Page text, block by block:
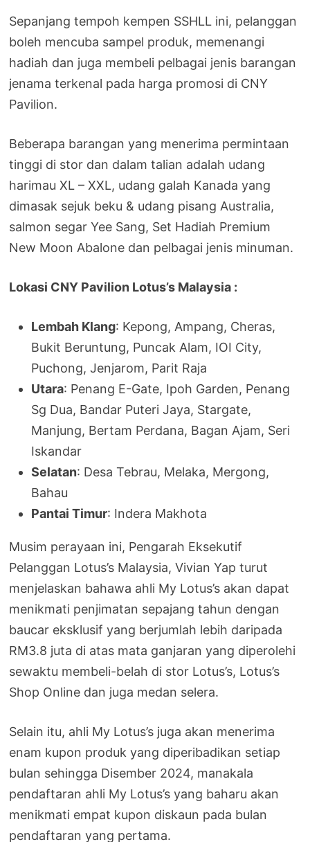
Sepanjang tempoh kempen SSHLL ini, pelanggan
boleh mencuba sampel produk, memenangi
hadiah dan juga membeli pelbagai jenis barangan
jenama terkenal pada harga promosi di CNY
Pavilion.
Beberapa barangan yang menerima permintaan
tinggi di stor dan dalam talian adalah udang
harimau XL – XXL, udang galah Kanada yang
dimasak sejuk beku & udang pisang Australia,
salmon segar Yee Sang, Set Hadiah Premium
New Moon Abalone dan pelbagai jenis minuman.
Lokasi CNY Pavilion Lotus’s Malaysia :
Lembah Klang: Kepong, Ampang, Cheras,
Bukit Beruntung, Puncak Alam, IOI City,
Puchong, Jenjarom, Parit Raja
Utara: Penang E-Gate, Ipoh Garden, Penang
Sg Dua, Bandar Puteri Jaya, Stargate,
Manjung, Bertam Perdana, Bagan Ajam, Seri
Iskandar
Selatan: Desa Tebrau, Melaka, Mergong,
Bahau
Pantai Timur: Indera Makhota
Musim perayaan ini, Pengarah Eksekutif
Pelanggan Lotus’s Malaysia, Vivian Yap turut
menjelaskan bahawa ahli My Lotus’s akan dapat
menikmati penjimatan sepajang tahun dengan
baucar eksklusif yang berjumlah lebih daripada
RM3.8 juta di atas mata ganjaran yang diperolehi
sewaktu membeli-belah di stor Lotus’s, Lotus’s
Shop Online dan juga medan selera.
Selain itu, ahli My Lotus’s juga akan menerima
enam kupon produk yang diperibadikan setiap
bulan sehingga Disember 2024, manakala
pendaftaran ahli My Lotus’s yang baharu akan
menikmati empat kupon diskaun pada bulan
pendaftaran yang pertama.